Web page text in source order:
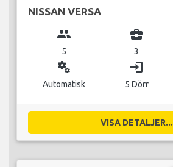
NISSAN VERSA
group
5
business_center
3
miscellaneous_services
Automatisk
login
5 Dörr
VISA DETALJER...